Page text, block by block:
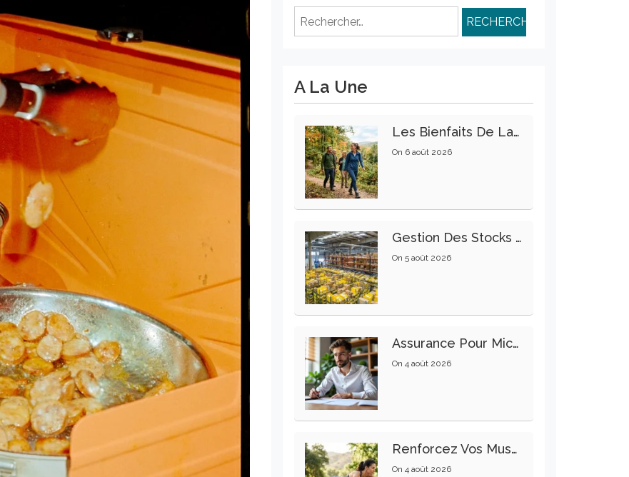
Rechercher :
A La Une
Les Bienfaits De La Marche Sur La Santé Physique Et Mentale
On 6 août 2026
Gestion Des Stocks : Meilleures Pratiques Intralogistiques
On 5 août 2026
Assurance Pour Micro-Entrepreneur : Les Garanties Essentielles À Connaître
On 4 août 2026
Renforcez Vos Muscles Profonds Pour Apaiser Votre Mal De Dos
On 4 août 2026